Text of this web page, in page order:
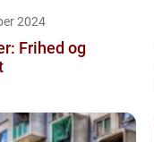
2024
Frihed og